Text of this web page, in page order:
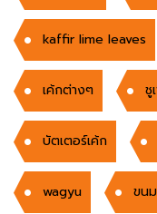
kaffir lime leaves
เค้กต่างๆ ชู
บัตเตอร์เค้ก
wagyu ขน